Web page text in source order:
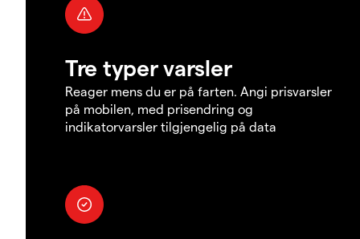
Tre typer varsler
Reager mens du er på farten. Angi prisvarsler
på mobilen, med prisendring og
indikatorvarsler tilgjengelig på data